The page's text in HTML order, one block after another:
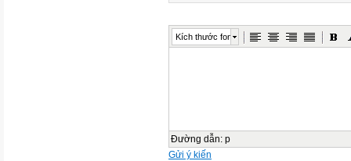
Kích thước font
Đường dẫn: p
Gửi ý kiến